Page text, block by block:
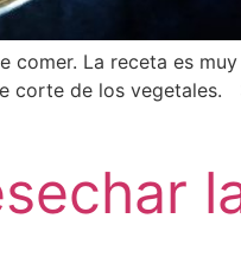
comer. La receta es
corte de los vegetales.